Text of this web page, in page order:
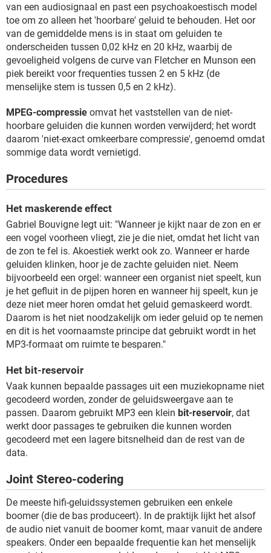
van een audiosignaal en past een psychoakoestisch model
toe om zo alleen het 'hoorbare' geluid te behouden. Het oor
van de gemiddelde mens is in staat om geluiden te
onderscheiden tussen 0,02 kHz en 20 kHz, waarbij de
gevoeligheid volgens de curve van Fletcher en Munson een
piek bereikt voor frequenties tussen 2 en 5 kHz (de
menselijke stem is tussen 0,5 en 2 kHz).
MPEG-compressie omvat het vaststellen van de niet-
hoorbare geluiden die kunnen worden verwijderd; het wordt
daarom 'niet-exact omkeerbare compressie', genoemd omdat
sommige data wordt vernietigd.
Procedures
Het maskerende effect
Gabriel Bouvigne legt uit: "Wanneer je kijkt naar de zon en er
een vogel voorheen vliegt, zie je die niet, omdat het licht van
de zon te fel is. Akoestiek werkt ook zo. Wanneer er harde
geluiden klinken, hoor je de zachte geluiden niet. Neem
bijvoorbeeld een orgel: wanneer een organist niet speelt, kun
je het gefluit in de pijpen horen en wanneer hij speelt, kun je
deze niet meer horen omdat het geluid gemaskeerd wordt.
Daarom is het niet noodzakelijk om ieder geluid op te nemen
en dit is het voornaamste principe dat gebruikt wordt in het
MP3-formaat om ruimte te besparen."
Het bit-reservoir
Vaak kunnen bepaalde passages uit een muziekopname niet
gecodeerd worden, zonder de geluidsweergave aan te
passen. Daarom gebruikt MP3 een klein bit-reservoir, dat
werkt door passages te gebruiken die kunnen worden
gecodeerd met een lagere bitsnelheid dan de rest van de
data.
Joint Stereo-codering
De meeste hifi-geluidssystemen gebruiken een enkele
boomer (die de bas produceert). In de praktijk lijkt het alsof
de audio niet vanuit de boomer komt, maar vanuit de andere
speakers. Onder een bepaalde frequentie kan het menselijk